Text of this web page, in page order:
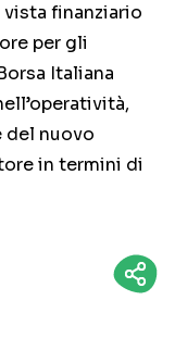
vista finanziario
per gli
Italiana
del nuovo
in termini di